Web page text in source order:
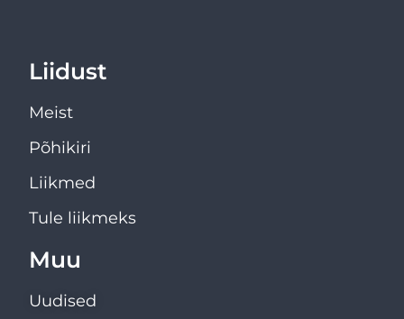
Liidust
Meist
Põhikiri
Liikmed
Tule liikmeks
Muu
Uudised